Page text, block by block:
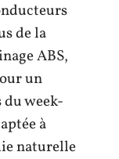
de la
ABS,
un
week-
à
naturelle